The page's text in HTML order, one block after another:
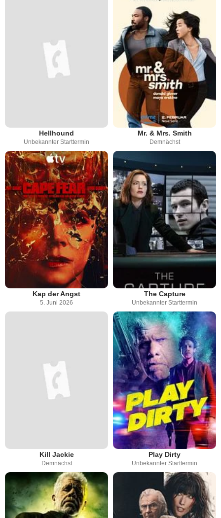
Hellhound
Unbekannter Starttermin
Mr. & Mrs. Smith
Demnächst
Kap der Angst
5. Juni 2026
The Capture
Unbekannter Starttermin
Kill Jackie
Demnächst
Play Dirty
Unbekannter Starttermin